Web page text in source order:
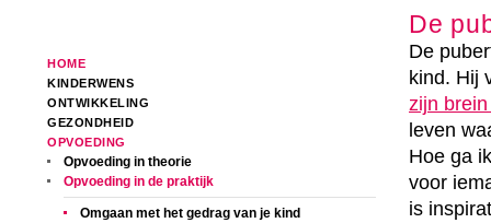
HOME
KINDERWENS
ONTWIKKELING
GEZONDHEID
OPVOEDING
Opvoeding in theorie
Opvoeding in de praktijk
Omgaan met het gedrag van je kind
De
De
kind. Hij
zijn
leven
Hoe ga
voor
is